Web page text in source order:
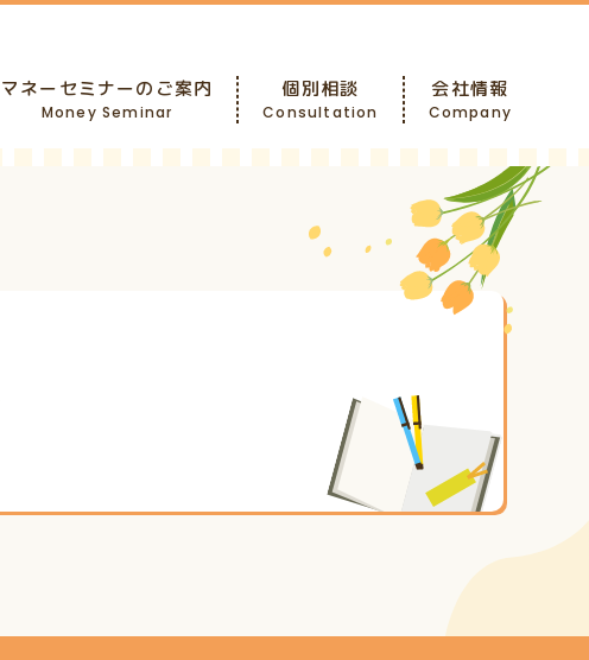
マネーセミナーのご案内
Money Seminar
個別相談
Consultation
会社情報
Company